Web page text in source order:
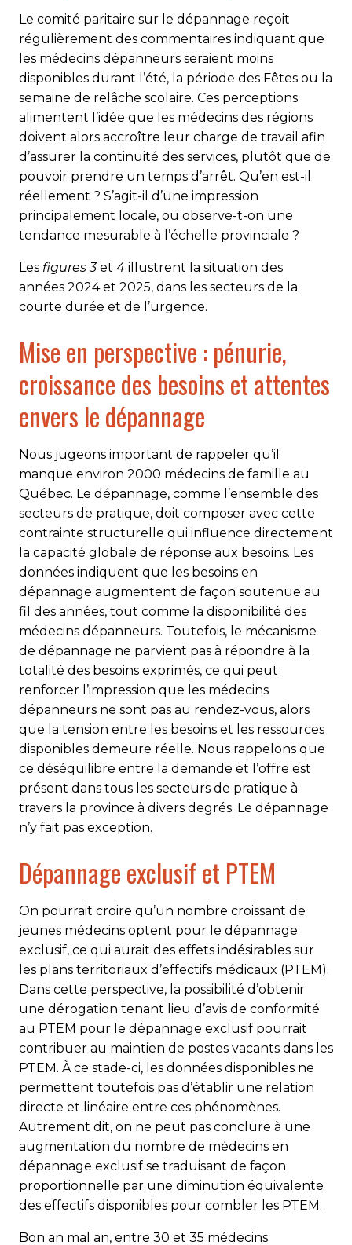
Le comité paritaire sur le dépannage reçoit
régulièrement des commentaires indiquant que
les médecins dépanneurs seraient moins
disponibles durant l’été, la période des Fêtes ou la
semaine de relâche scolaire. Ces perceptions
alimentent l’idée que les médecins des régions
doivent alors accroître leur charge de travail afin
d’assurer la continuité des services, plutôt que de
pouvoir prendre un temps d’arrêt. Qu’en est-il
réellement ? S’agit-il d’une impression
principalement locale, ou observe-t-on une
tendance mesurable à l’échelle provinciale ?
Les figures 3 et 4 illustrent la situation des
années 2024 et 2025, dans les secteurs de la
courte durée et de l’urgence.
Mise en perspective : pénurie,
croissance des besoins et attentes
envers le dépannage
Nous jugeons important de rappeler qu’il
manque environ 2000 médecins de famille au
Québec. Le dépannage, comme l’ensemble des
secteurs de pratique, doit composer avec cette
contrainte structurelle qui influence directement
la capacité globale de réponse aux besoins. Les
données indiquent que les besoins en
dépannage augmentent de façon soutenue au
fil des années, tout comme la disponibilité des
médecins dépanneurs. Toutefois, le mécanisme
de dépannage ne par­vient pas à répondre à la
totalité des besoins exprimés, ce qui peut
renforcer l’impression que les médecins
dépanneurs ne sont pas au rendez-vous, alors
que la tension entre les besoins et les ressources
disponibles demeure réelle. Nous rappelons que
ce déséquilibre entre la demande et l’offre est
présent dans tous les secteurs de pratique à
travers la province à divers degrés. Le dépannage
n’y fait pas exception.
Dépannage exclusif et PTEM
On pourrait croire qu’un nombre croissant de
jeunes médecins optent pour le dépannage
exclusif, ce qui aurait des effets indésirables sur
les plans territoriaux d’effectifs médicaux (PTEM).
Dans cette perspective, la possibilité d’obtenir
une dérogation tenant lieu d’avis de conformité
au PTEM pour le dépannage exclusif pourrait
contribuer au maintien de postes vacants dans les
PTEM. À ce stade-ci, les données disponibles ne
permettent toutefois pas d’établir une relation
directe et linéaire entre ces phénomènes.
Autrement dit, on ne peut pas conclure à une
augmentation du nombre de médecins en
dépannage exclusif se traduisant de façon
proportionnelle par une diminution équivalente
des effectifs disponibles pour combler les PTEM.
Bon an mal an, entre 30 et 35 médecins